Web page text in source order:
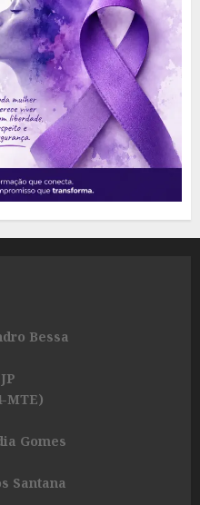
Bessa
MTE)
Gomes
Santana